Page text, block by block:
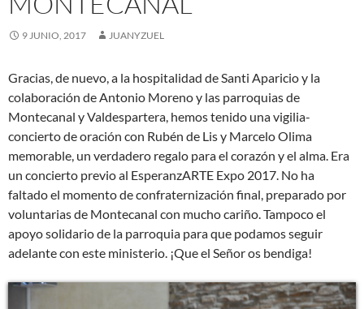
9 JUNIO, 2017 JUANYZUEL
Gracias, de nuevo, a la hospitalidad de Santi Aparicio y la
colaboración de Antonio Moreno y las parroquias de
Montecanal y Valdespartera, hemos tenido una vigilia-
concierto de oración con Rubén de Lis y Marcelo Olima
memorable, un verdadero regalo para el corazón y el alma. Era
un concierto previo al EsperanzARTE Expo 2017. No ha
faltado el momento de confraternización final, preparado por
voluntarias de Montecanal con mucho cariño. Tampoco el
apoyo solidario de la parroquia para que podamos seguir
adelante con este ministerio. ¡Que el Señor os bendiga!